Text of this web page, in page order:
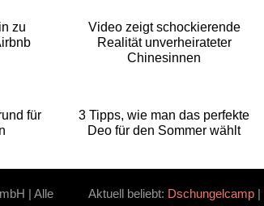
zu
Video zeigt schockierende
Realität unverheirateter
Chinesinnen
für
3 Tipps, wie man das perfekte
Deo für den Sommer wählt
| Alle
Aktuell beliebt: Dschungelcamp|